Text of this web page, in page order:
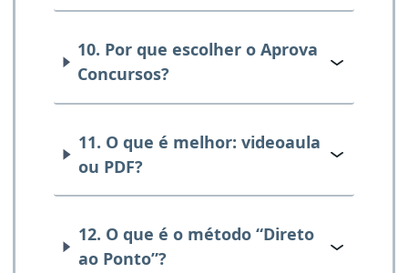
10. Por que escolher o Aprova
Concursos?
11. O que é melhor: videoaula
ou PDF?
12. O que é o método “Direto
ao Ponto”?